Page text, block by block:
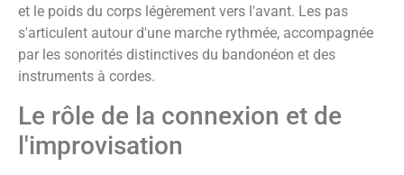
et le poids du corps légèrement vers l'avant. Les pas
s'articulent autour d'une marche rythmée, accompagnée
par les sonorités distinctives du bandonéon et des
instruments à cordes.
Le rôle de la connexion et de
l'improvisation